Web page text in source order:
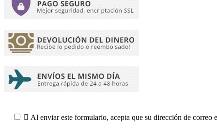
 Al enviar este formulario, acepta que su dirección de